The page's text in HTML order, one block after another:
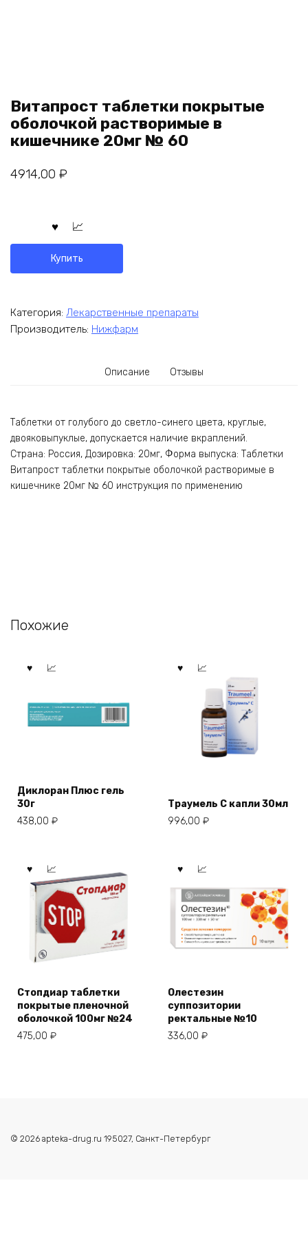
Витапрост таблетки покрытые
оболочкой растворимые в
кишечнике 20мг № 60
4914,00 ₽
Купить
Категория: Лекарственные препараты
Производитель: Нижфарм
Описание Отзывы
Таблетки от голубого до светло-синего цвета, круглые,
двояковыпуклые, допускается наличие вкраплений.
Страна: Россия, Дозировка: 20мг, Форма выпуска: Таблетки
Витапрост таблетки покрытые оболочкой растворимые в
кишечнике 20мг № 60 инструкция по применению
Похожие
Диклоран Плюс гель
30г
438,00 ₽
Траумель С капли 30мл
996,00 ₽
Стопдиар таблетки
покрытые пленочной
оболочкой 100мг №24
475,00 ₽
Олестезин
суппозитории
ректальные №10
336,00 ₽
© 2026 apteka-drug.ru 195027, Санкт-Петербург